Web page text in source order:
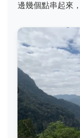
邊幾個點串起來